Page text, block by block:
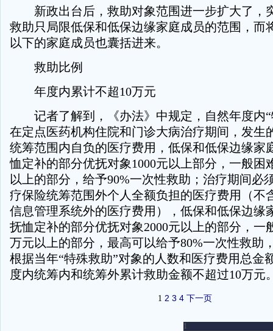
新政出台后，救助对象范围进一步扩大了，
救助只局限低保和低保边缘家庭成员的范围，而
以下的家庭成员也囊括进来。
救助比例
年度内累计不超10万元
记者了解到，《办法》中规定，自然年度内“
在定点医药机构住院和门诊大病治疗期间，发生
统筹范围内自负的医疗费用，低保和低保边缘家
恤定补的部分优抚对象1000元以上部分，一般困
以上的部分，给予90%一次性救助；治疗期间必
疗保险统筹范围外个人全额负担的医疗费用（不
信息管理系统外的医疗费用），低保和低保边缘
抚恤定补的部分优抚对象2000元以上的部分，一
万元以上的部分，最高可以给予80%一次性救助
根据当年“特殊救助”对象的人数和医疗费用总金
度内统筹内和统筹外累计救助金额不超过10万元
1 2 3 4 下一页